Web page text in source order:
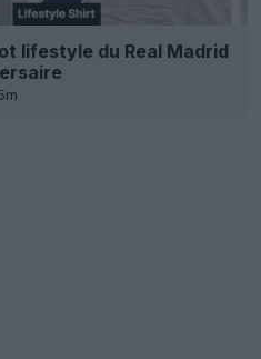
lifestyle du Real Madrid